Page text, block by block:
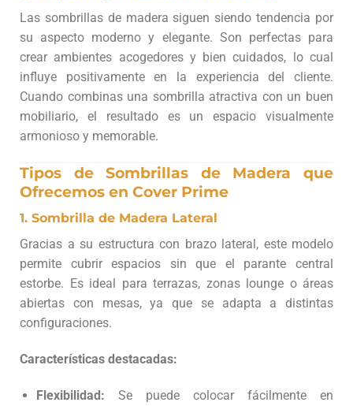
Las sombrillas de madera siguen siendo tendencia por
su aspecto moderno y elegante. Son perfectas para
crear ambientes acogedores y bien cuidados, lo cual
influye positivamente en la experiencia del cliente.
Cuando combinas una sombrilla atractiva con un buen
mobiliario, el resultado es un espacio visualmente
armonioso y memorable.
Tipos de Sombrillas de Madera que
Ofrecemos en Cover Prime
1. Sombrilla de Madera Lateral
Gracias a su estructura con brazo lateral, este modelo
permite cubrir espacios sin que el parante central
estorbe. Es ideal para terrazas, zonas lounge o áreas
abiertas con mesas, ya que se adapta a distintas
configuraciones.
Características destacadas:
Flexibilidad: Se puede colocar fácilmente en